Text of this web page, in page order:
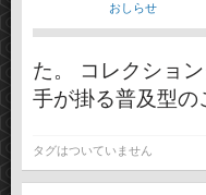
おしらせ
た。 コレクショ
手が掛る普及型の
タグはついていません